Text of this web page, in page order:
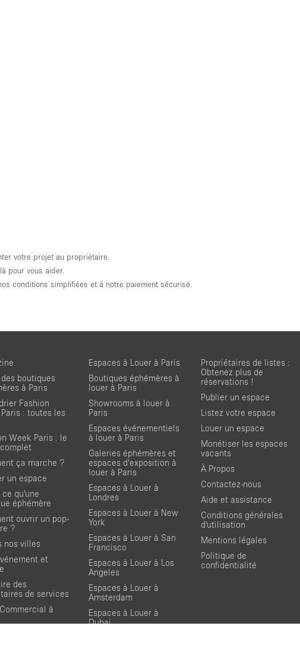
votre projet au propriétaire.
pour vous aider.
conditions simplifiées et à notre paiement sécurisé.
boutiques
à Paris
Fashion
: toutes les
Week Paris : le
ça marche ?
un espace
ce qu'une
éphémère
ouvrir un pop-
?
nos villes
et
des
de services
Commercial à
Espaces à Louer à Paris
Boutiques éphémères à
louer à Paris
Showrooms à louer à
Paris
Espaces événementiels
à louer à Paris
Galeries éphémères et
espaces d’exposition à
louer à Paris
Espaces à Louer à
Londres
Espaces à Louer à New
York
Espaces à Louer à San
Francisco
Espaces à Louer à Los
Angeles
Espaces à Louer à
Amsterdam
Espaces à Louer à
Dubai
Propriétaires de listes :
Obtenez plus de
réservations !
Publier un espace
Listez votre espace
Louer un espace
Monétiser les espaces
vacants
À Propos
Contactez-nous
Aide et assistance
Conditions générales
d'utilisation
Mentions légales
Politique de
confidentialité